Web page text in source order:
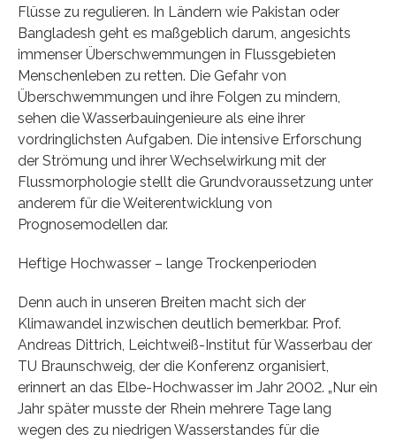
Flüsse zu regulieren. In Ländern wie Pakistan oder
Bangladesh geht es maßgeblich darum, angesichts
immenser Überschwemmungen in Flussgebieten
Menschenleben zu retten. Die Gefahr von
Überschwemmungen und ihre Folgen zu mindern,
sehen die Wasserbauingenieure als eine ihrer
vordringlichsten Aufgaben. Die intensive Erforschung
der Strömung und ihrer Wechselwirkung mit der
Flussmorphologie stellt die Grundvoraussetzung unter
anderem für die Weiterentwicklung von
Prognosemodellen dar.
Heftige Hochwasser – lange Trockenperioden
Denn auch in unseren Breiten macht sich der
Klimawandel inzwischen deutlich bemerkbar. Prof.
Andreas Dittrich, Leichtweiß-Institut für Wasserbau der
TU Braunschweig, der die Konferenz organisiert,
erinnert an das Elbe-Hochwasser im Jahr 2002. „Nur ein
Jahr später musste der Rhein mehrere Tage lang
wegen des zu niedrigen Wasserstandes für die